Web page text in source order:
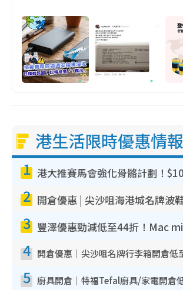
港生活限時優惠情報
1
2
3
4
5